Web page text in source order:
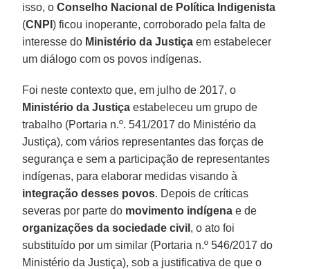
isso, oConselho Nacional de Política Indigenista
(CNPI) ficou inoperante, corroborado pela falta de
interesse do Ministério da Justiça em estabelecer
um diálogo com os povos indígenas.
Foi neste contexto que, em julho de 2017, o
Ministério da Justiça estabeleceu um grupo de
trabalho (Portaria n.º. 541/2017 do Ministério da
Justiça), com vários representantes das forças de
segurança e sem a participação de representantes
indígenas, para elaborar medidas visando à
integração desses povos. Depois de críticas
severas por parte do movimento indígena e de
organizações da sociedade civil , o ato foi
substituído por um similar (Portaria n.º 546/2017 do
Ministério da Justiça), sob a justificativa de que o